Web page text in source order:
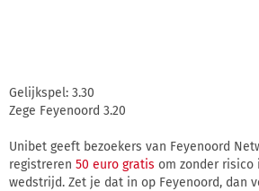
Gelijkspel: 3.30
Zege Feyenoord 3.20
Unibet geeft bezoekers van Feyenoord
registreren 50 euro gratis om zonder risico
wedstrijd. Zet je dat in op Feyenoord, dan